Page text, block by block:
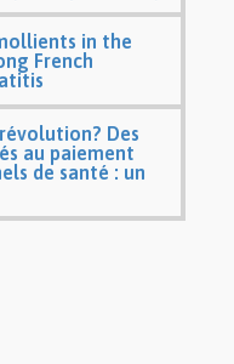
in the
French
Des
au paiement
de santé : un